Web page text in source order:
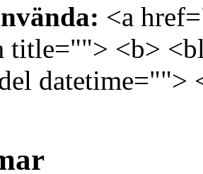
<a
title=""> <b>